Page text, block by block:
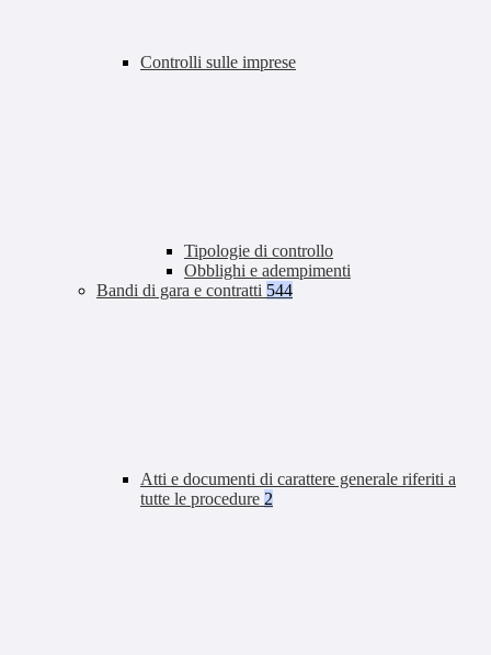
Controlli sulle imprese
Tipologie di controllo
Obblighi e adempimenti
Bandi di gara e contratti 544
Atti e documenti di carattere generale riferiti a
tutte le procedure 2